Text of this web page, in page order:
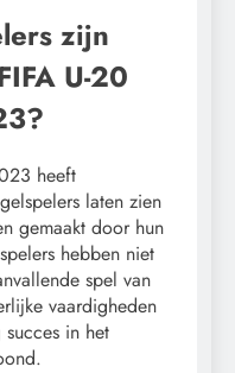
zijn
U-20
heeft
laten zien
gemaakt door hun
hebben niet
spel van
vaardigheden
in het